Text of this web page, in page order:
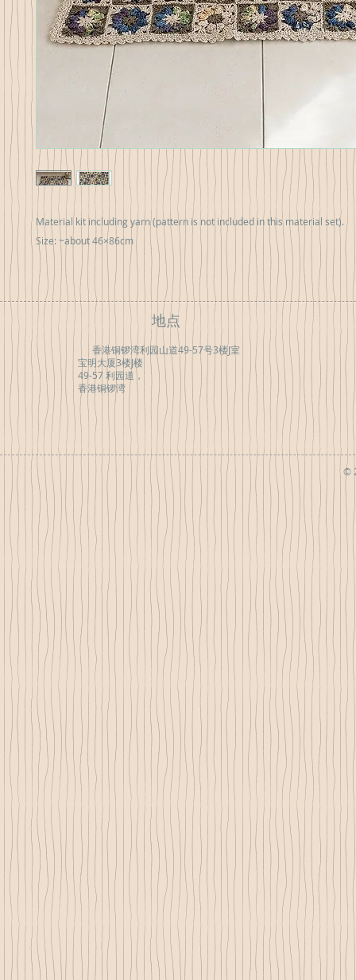
Material kit including yarn (pattern is not included in this material set).
Size: ~about 46×86cm
地点
香港铜锣湾利园山道49-57号3楼J室
宝明大厦3楼J楼
49-57 利园道，
香港铜锣湾
©